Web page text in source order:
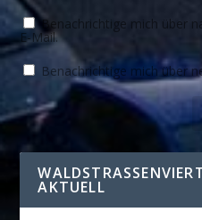
Benachrichtige mich über
E-Mail.
Benachrichtige mich über
KTUELL